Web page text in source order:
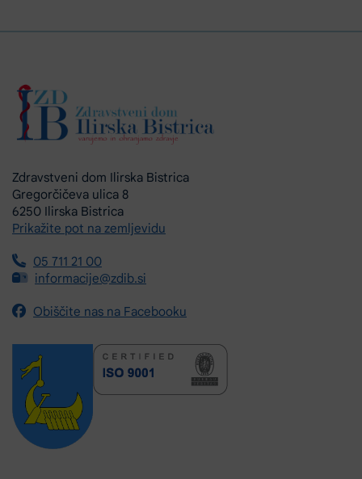
Zdravstveni dom Ilirska Bistrica
Gregorčičeva ulica 8
6250 Ilirska Bistrica
Prikažite pot na zemljevidu
05 711 21 00
informacije@zdib.si
Obiščite nas na Facebooku